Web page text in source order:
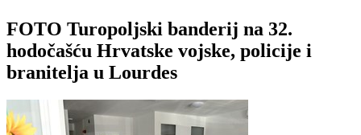
FOTO Turopoljski banderij na 32.
hodočašću Hrvatske vojske, policije i
branitelja u Lourdes